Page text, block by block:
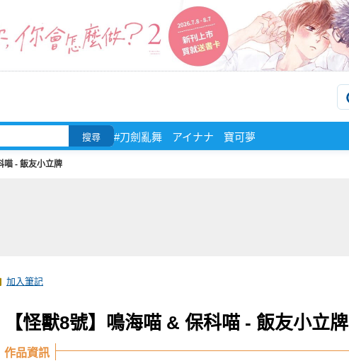
搜尋 #刀劍亂舞 アイナナ 寶可夢
喵 - 飯友小立牌
加入筆記
【怪獸8號】鳴海喵 & 保科喵 - 飯友小立牌
作品資訊